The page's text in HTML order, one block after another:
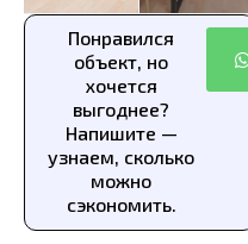
Понравился
объект, но
хочется
выгоднее?
Напишите —
узнаем, сколько
можно
сэкономить.